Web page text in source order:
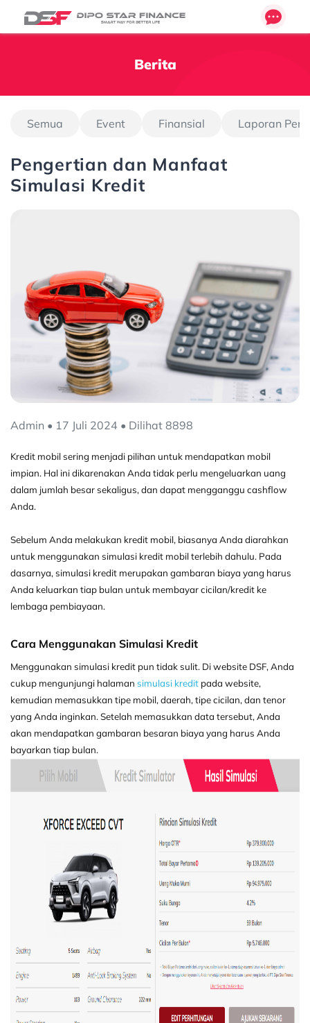
Berita
Semua Event Finansial Laporan
Pengertian dan Manfaat
Simulasi Kredit
Admin • 17 Juli 2024 • Dilihat 8898
Kredit mobil sering menjadi pilihan untuk mendapatkan mobil
impian. Hal ini dikarenakan Anda tidak perlu mengeluarkan uang
dalam jumlah besar sekaligus, dan dapat mengganggu cashflow
Anda.
Sebelum Anda melakukan kredit mobil, biasanya Anda diarahkan
untuk menggunakan simulasi kredit mobil terlebih dahulu. Pada
dasarnya, simulasi kredit merupakan gambaran biaya yang harus
Anda keluarkan tiap bulan untuk membayar cicilan/kredit ke
lembaga pembiayaan.
Cara Menggunakan Simulasi Kredit
Menggunakan simulasi kredit pun tidak sulit. Di website DSF, Anda
cukup mengunjungi halaman simulasi kredit pada website,
kemudian memasukkan tipe mobil, daerah, tipe cicilan, dan tenor
yang Anda inginkan. Setelah memasukkan data tersebut, Anda
akan mendapatkan gambaran besaran biaya yang harus Anda
bayarkan tiap bulan.